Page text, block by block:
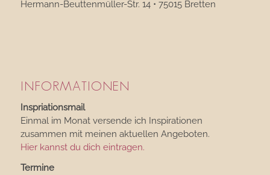
Hermann-Beuttenmüller-Str. 14 • 75015 Bretten
INFORMATIONEN
Inspriationsmail
Einmal im Monat versende ich Inspirationen
zusammen mit meinen aktuellen Angeboten.
Hier kannst du dich eintragen.
Termine